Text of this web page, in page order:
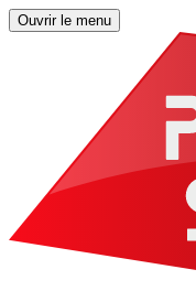
Ouvrir le menu